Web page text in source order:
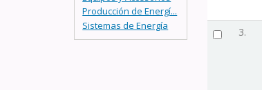
Producción de Energí...
Sistemas de Energía
3.